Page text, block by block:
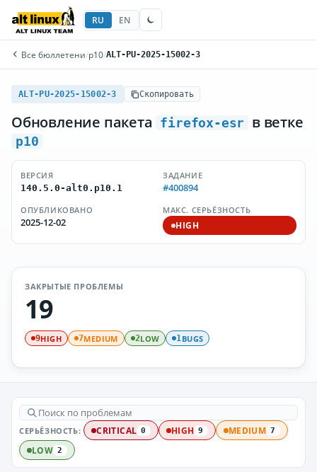
RU EN
Все бюллетени/p10/ALT-PU-2025-15002-3
ALT-PU-2025-15002-3 Скопировать
Обновление пакета firefox-esr в ветке
p10
ВЕРСИЯ
140.5.0-alt0.p10.1
ЗАДАНИЕ
#400894
ОПУБЛИКОВАНО
2025-12-02
МАКС. СЕРЬЁЗНОСТЬ
HIGH
ЗАКРЫТЫЕ ПРОБЛЕМЫ
19
9HIGH 7MEDIUM 2LOW 1BUGS
СЕРЬЁЗНОСТЬ: CRITICAL 0 HIGH 9 MEDIUM 7
LOW 2